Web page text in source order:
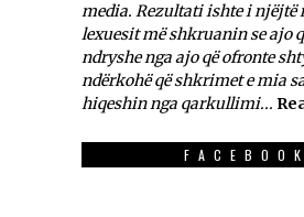
media. Rezultati ishte i njëjtë
lexuesit më shkruanin se ajo
ndryshe nga ajo që ofronte
ndërkohë që shkrimet e mia
hiqeshin nga qarkullimi...
FACEBOOK